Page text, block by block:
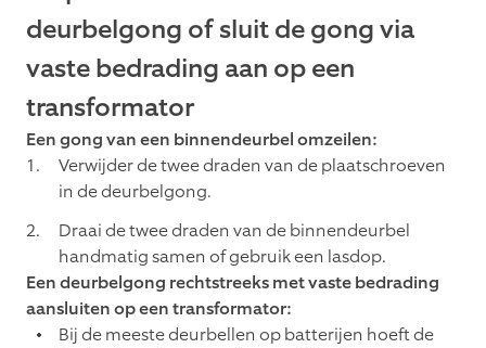
deurbelgong of sluit de gong via
vaste bedrading aan op een
transformator
Een gong van een binnendeurbel omzeilen:
Verwijder de twee draden van de plaatschroeven
in de deurbelgong.
Draai de twee draden van de binnendeurbel
handmatig samen of gebruik een lasdop.
Een deurbelgong rechtstreeks met vaste bedrading
aansluiten op een transformator:
Bij de meeste deurbellen op batterijen hoeft de